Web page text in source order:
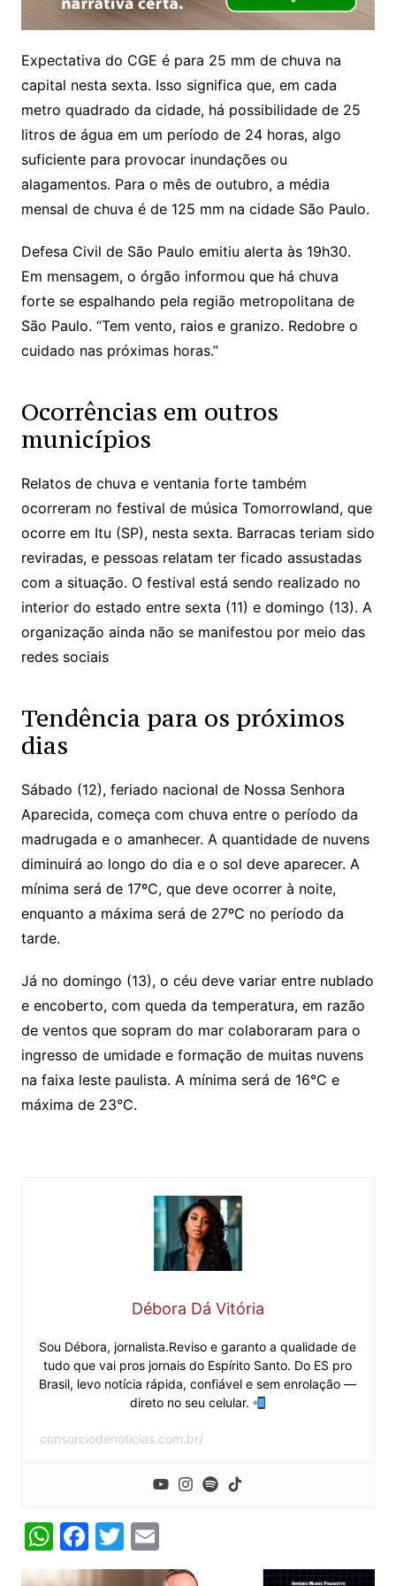
Expectativa do CGE é para 25 mm de chuva na
capital nesta sexta. Isso significa que, em cada
metro quadrado da cidade, há possibilidade de 25
litros de água em um período de 24 horas, algo
suficiente para provocar inundações ou
alagamentos. Para o mês de outubro, a média
mensal de chuva é de 125 mm na cidade São Paulo.
Defesa Civil de São Paulo emitiu alerta às 19h30.
Em mensagem, o órgão informou que há chuva
forte se espalhando pela região metropolitana de
São Paulo. “Tem vento, raios e granizo. Redobre o
cuidado nas próximas horas.”
Ocorrências em outros
municípios
Relatos de chuva e ventania forte também
ocorreram no festival de música Tomorrowland, que
ocorre em Itu (SP), nesta sexta. Barracas teriam sido
reviradas, e pessoas relatam ter ficado assustadas
com a situação. O festival está sendo realizado no
interior do estado entre sexta (11) e domingo (13). A
organização ainda não se manifestou por meio das
redes sociais
Tendência para os próximos
dias
Sábado (12), feriado nacional de Nossa Senhora
Aparecida, começa com chuva entre o período da
madrugada e o amanhecer. A quantidade de nuvens
diminuirá ao longo do dia e o sol deve aparecer. A
mínima será de 17ºC, que deve ocorrer à noite,
enquanto a máxima será de 27ºC no período da
tarde.
Já no domingo (13), o céu deve variar entre nublado
e encoberto, com queda da temperatura, em razão
de ventos que sopram do mar colaboraram para o
ingresso de umidade e formação de muitas nuvens
na faixa leste paulista. A mínima será de 16°C e
máxima de 23°C.
Débora Dá Vitória
Sou Débora, jornalista.Reviso e garanto a qualidade de
tudo que vai pros jornais do Espírito Santo. Do ES pro
Brasil, levo notícia rápida, confiável e sem enrolação —
direto no seu celular.
consorciodenoticias.com.br/
W
h
F
a
T
w
E
m